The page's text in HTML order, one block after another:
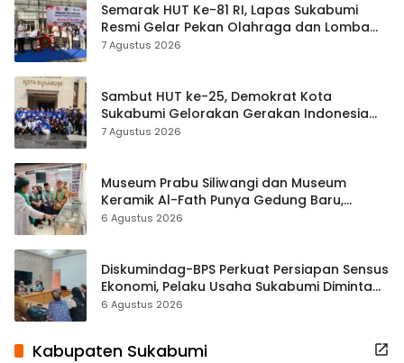
Semarak HUT Ke-81 RI, Lapas Sukabumi
Resmi Gelar Pekan Olahraga dan Lomba
Tradisional
7 Agustus 2026
Sambut HUT ke-25, Demokrat Kota
Sukabumi Gelorakan Gerakan Indonesia
ASRI Lewat Aksi Bersih Masjid Agung
7 Agustus 2026
Museum Prabu Siliwangi dan Museum
Keramik Al-Fath Punya Gedung Baru,
Hampir 500 Koleksi Dipisahkan
6 Agustus 2026
Diskumindag-BPS Perkuat Persiapan Sensus
Ekonomi, Pelaku Usaha Sukabumi Diminta
Terbuka Beri Data
6 Agustus 2026
Kabupaten Sukabumi